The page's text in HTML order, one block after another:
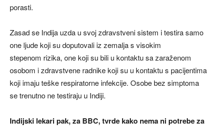
porasti.
Zasad se Indija uzda u svoj zdravstveni sistem i testira samo
one ljude koji su doputovali iz zemalja s visokim
stepenom rizika, one koji su bili u kontaktu sa zaraženom
osobom i zdravstvene radnike koji su u kontaktu s pacijentima
koji imaju teške respiratorne infekcije. Osobe bez simptoma
se trenutno ne testiraju u Indiji.
Indijski lekari pak, za BBC, tvrde kako nema ni potrebe za